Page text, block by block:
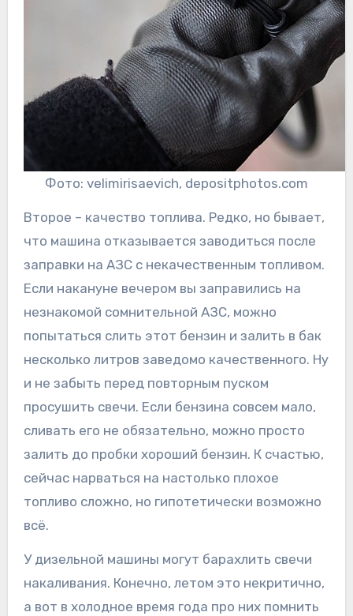
Фото: velimirisaevich, depositphotos.com
Второе – качество топлива. Редко, но бывает,
что машина отказывается заводиться после
заправки на АЗС с некачественным топливом.
Если накануне вечером вы заправились на
незнакомой сомнительной АЗС, можно
попытаться слить этот бензин и залить в бак
несколько литров заведомо качественного. Ну
и не забыть перед повторным пуском
просушить свечи. Если бензина совсем мало,
сливать его не обязательно, можно просто
залить до пробки хороший бензин. К счастью,
сейчас нарваться на настолько плохое
топливо сложно, но гипотетически возможно
всё.
У дизельной машины могут барахлить свечи
накаливания. Конечно, летом это некритично,
а вот в холодное время года про них помнить